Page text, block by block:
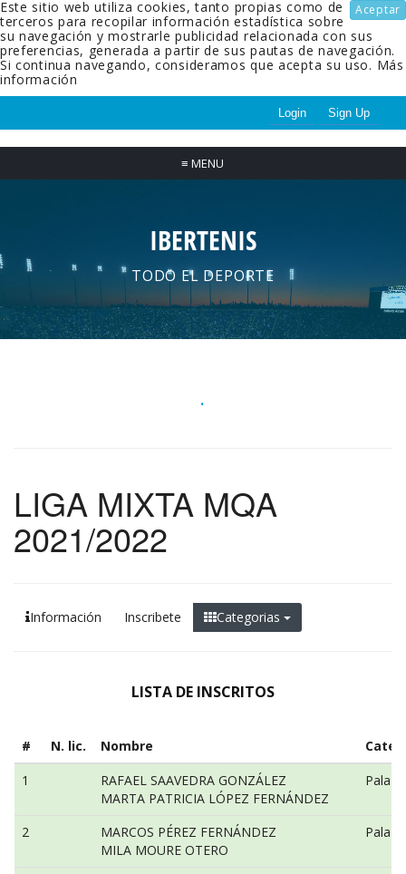
Aceptar
Este sitio web utiliza cookies, tanto propias como de
terceros para recopilar información estadística sobre
su navegación y mostrarle publicidad relacionada con sus
preferencias, generada a partir de sus pautas de navegación.
Si continua navegando, consideramos que acepta su uso. Más
información
Login Sign Up
≡ MENU
IBERTENIS
TODO EL DEPORTE
.
LIGA MIXTA MQA
2021/2022
Información Inscribete Categorias
LISTA DE INSCRITOS
# N. lic. Nombre
1
RAFAEL SAAVEDRA GONZÁLEZ
MARTA PATRICIA LÓPEZ FERNÁNDEZ
Pala
2
MARCOS PÉREZ FERNÁNDEZ
MILA MOURE OTERO
Pala